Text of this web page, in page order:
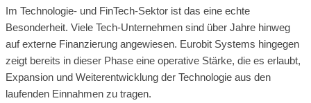
Im Technologie- und FinTech-Sektor ist das eine echte
Besonderheit. Viele Tech-Unternehmen sind über Jahre hinweg
auf externe Finanzierung angewiesen. Eurobit Systems hingegen
zeigt bereits in dieser Phase eine operative Stärke, die es erlaubt,
Expansion und Weiterentwicklung der Technologie aus den
laufenden Einnahmen zu tragen.